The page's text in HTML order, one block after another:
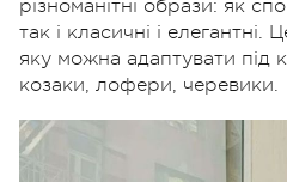
різноманітні образи: як
так і класичні і елегантні.
яку можна адаптувати під
козаки, лофери, черевики.